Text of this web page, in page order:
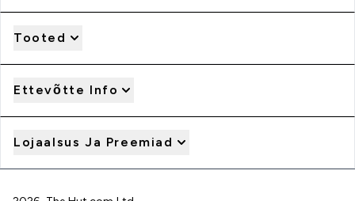
Tooted
Ettevõtte Info
Lojaalsus Ja Preemiad